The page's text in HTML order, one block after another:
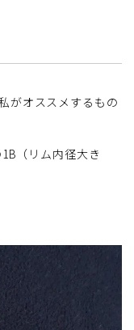
がオススメするもの
（リム内径大き